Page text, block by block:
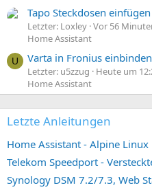
Tapo Steckdosen einfügen
Letzter: Loxley Vor 56
Home Assistant
U Varta in Fronius einbinden
Letzter: u5zzug
Heute um
Home Assistant
Letzte Anleitungen
Home Assistant - Alpine Linux
Telekom Speedport -